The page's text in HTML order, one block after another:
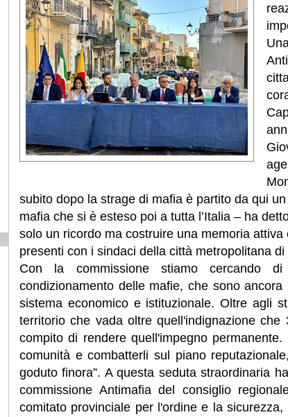
subito dopo la strage di mafia è partito da qui
mafia che si è esteso poi a tutta l’Italia – ha
solo un ricordo ma costruire una memoria
presenti con i sindaci della città metropolitana di
Con la commissione stiamo cercando
condizionamento delle mafie, che sono
sistema economico e istituzionale. Oltre agli
territorio che vada oltre quell'indignazione
compito di rendere quell'impegno
comunità e combatterli sul piano
goduto finora”. A questa seduta straordinaria
commissione Antimafia del consiglio
comitato provinciale per l'ordine e la